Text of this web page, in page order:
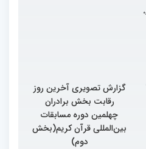
گزارش تصویری آخرین روز
رقابت بخش برادران
چهلمین دوره مسابقات
بین‌المللی قرآن کریم(بخش
دوم)